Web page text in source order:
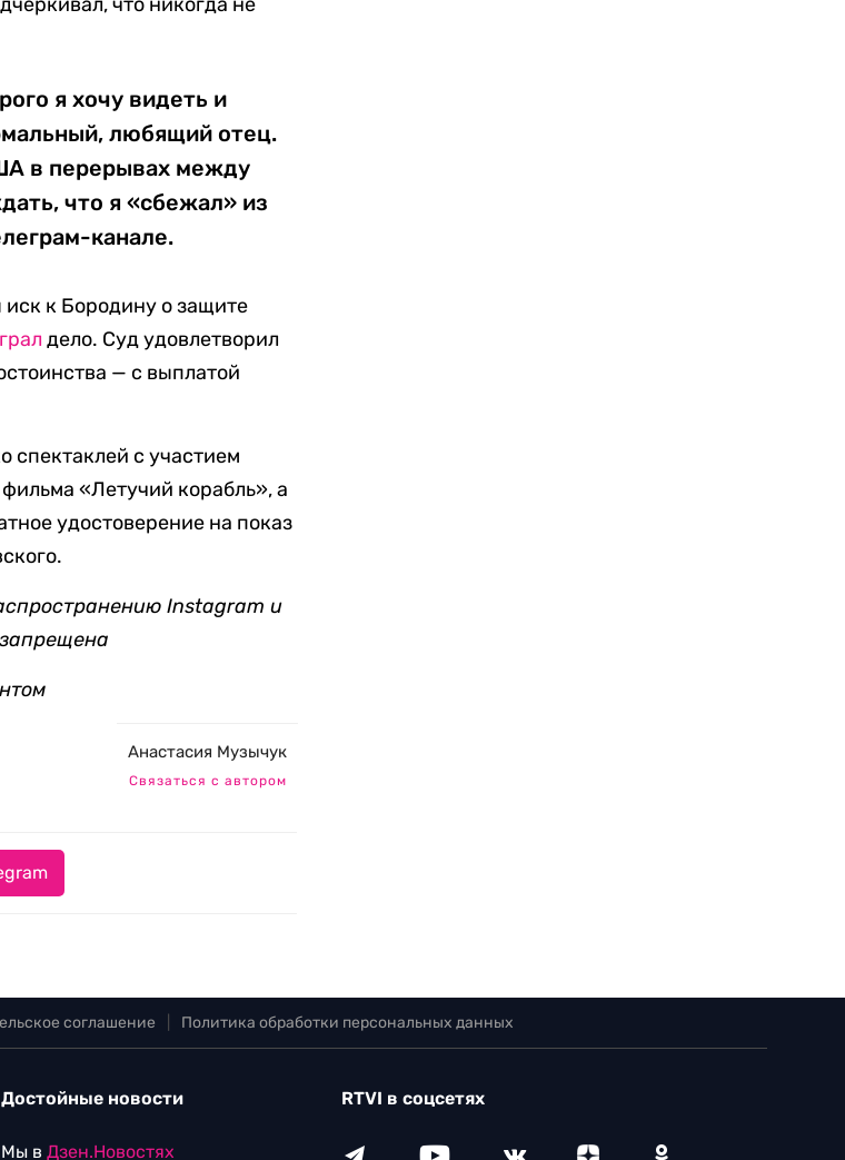
я хочу видеть и
любящий отец.
в перерывах между
что я «сбежал» из
канале.
к Бородину о защите
дело. Суд удовлетворил
— с выплатой
спектаклей с участием
фильма «Летучий корабль», а
удостоверение на показ
Instagram и
Анастасия Музычук
Связаться с автором
соглашение Политика обработки персональных данных
Достойные новости
Мы в Дзен.Новостях
RTVI в соцсетях